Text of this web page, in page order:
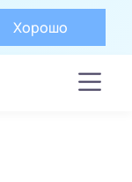
Хорошо